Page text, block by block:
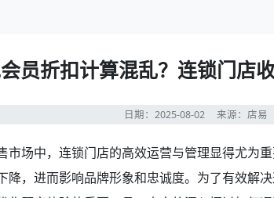
员折扣计算混乱？连锁门店
日期：2025-08-02 来源：店易
市场中，连锁门店的高效运营与管理显得尤为
降，进而影响品牌形象和忠诚度。为了有效解决